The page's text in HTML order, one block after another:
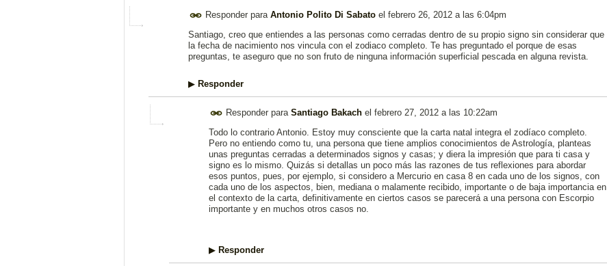
Responder para Antonio Polito Di Sabato el febrero 26, 2012 a las 6:04pm
Santiago, creo que entiendes a las personas como cerradas dentro de su propio signo sin considerar que
la fecha de nacimiento nos vincula con el zodiaco completo. Te has preguntado el porque de esas
preguntas, te aseguro que no son fruto de ninguna información superficial pescada en alguna revista.
▶ Responder
Responder para Santiago Bakach el febrero 27, 2012 a las 10:22am
Todo lo contrario Antonio. Estoy muy consciente que la carta natal integra el zodíaco completo.
Pero no entiendo como tu, una persona que tiene amplios conocimientos de Astrología, planteas
unas preguntas cerradas a determinados signos y casas; y diera la impresión que para ti casa y
signo es lo mismo. Quizás si detallas un poco más las razones de tus reflexiones para abordar
esos puntos, pues, por ejemplo, si considero a Mercurio en casa 8 en cada uno de los signos, con
cada uno de los aspectos, bien, mediana o malamente recibido, importante o de baja importancia en
el contexto de la carta, definitivamente en ciertos casos se parecerá a una persona con Escorpio
importante y en muchos otros casos no.
▶ Responder